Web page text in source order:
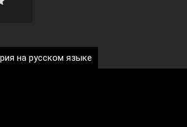
на русском языке